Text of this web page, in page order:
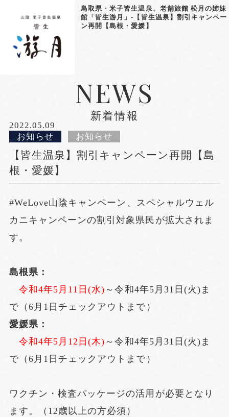
鳥取県・米子皆生温泉。老舗旅館 松月の姉妹
館「皆生游月」-【皆生温泉】割引キャンペー
ン再開【島根・愛媛】
NEWS
新着情報
2022.05.09
お知らせ
お知らせ
【皆生温泉】割引キャンペーン再開【島
根・愛媛】
#WeLove山陰キャンペーン、スペシャルウェル
カニキャンペーンの割引対象県民が拡大されま
す。
島根県：
令和4年5月11日(水) ～令和4年5月31日(火)ま
で（6月1日チェックアウトまで）
愛媛県：
令和4年5月12日(木) ～令和4年5月31日(火)ま
で（6月1日チェックアウトまで）
ワクチン・検査パッケージの活用が必要となり
ます。（12歳以上の方必須）